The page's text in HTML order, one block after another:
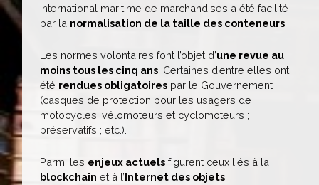
international maritime de marchandises a été facilité
par la normalisation de la taille des conteneurs
Les normes volontaires font l’objet d’une revue au
moins tous les cinq ans . Certaines d’entre elles ont
été rendues obligatoires par le Gouvernement
(casques de protection pour les usagers de
motocycles, vélomoteurs et cyclomoteurs ;
préservatifs ; etc.).
Parmi les enjeux actuels figurent ceux liés à la
blockchain et à l’Internet des objets